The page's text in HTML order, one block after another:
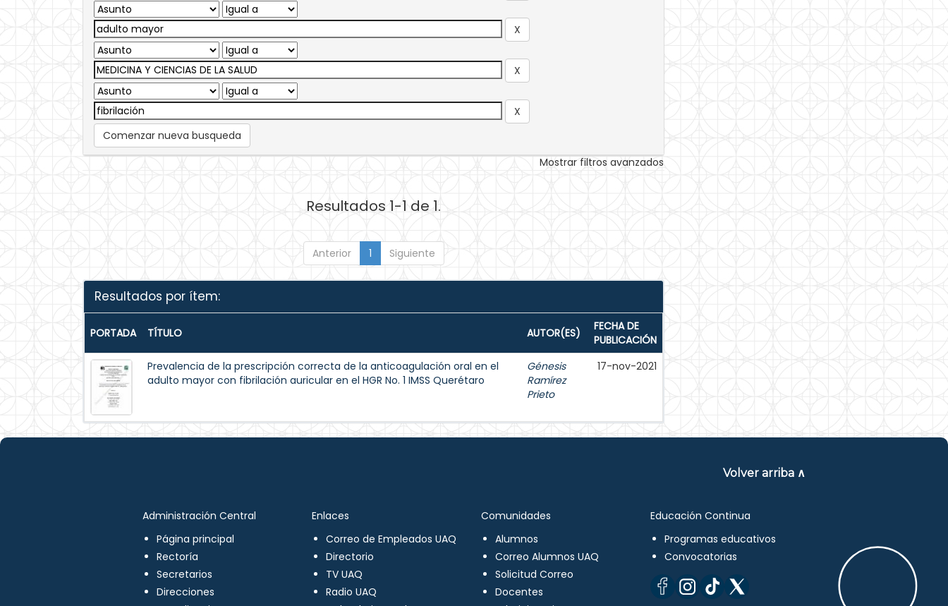
Comenzar nueva busqueda
Mostrar filtros avanzados
Resultados 1-1 de 1.
Anterior 1 Siguiente
Resultados por ítem:
PORTADA TÍTULO AUTOR(ES)
FECHA DE
PUBLICACIÓN
Prevalencia de la prescripción correcta de la anticoagulación oral en el
adulto mayor con fibrilación auricular en el HGR No. 1 IMSS Querétaro
Génesis
Ramírez
Prieto
17-nov-2021
Volver arriba ∧
Administración Central
Página principal
Rectoría
Secretarios
Direcciones
Enlaces
Correo de Empleados UAQ
Directorio
TV UAQ
Radio UAQ
Comunidades
Alumnos
Correo Alumnos UAQ
Solicitud Correo
Docentes
Educación Continua
Programas educativos
Convocatorias